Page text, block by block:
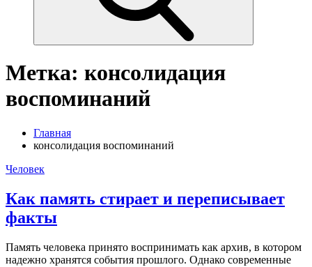
Метка: консолидация
воспоминаний
Главная
консолидация воспоминаний
Человек
Как память стирает и переписывает
факты
Память человека принято воспринимать как архив, в котором
надежно хранятся события прошлого. Однако современные